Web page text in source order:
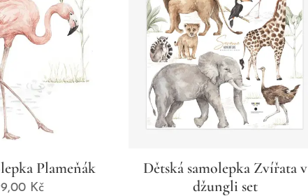
Plameňák
Kč
Dětská samolepka Zvířata v
džungli set